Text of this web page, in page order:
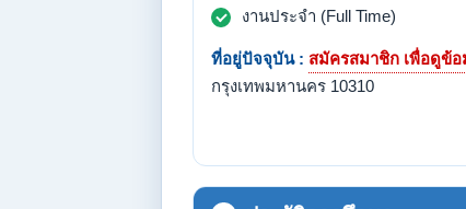
งานประจำ (Full Time)
ที่อยู่ปัจจุบัน : สมัครสมาชิก เพื่อดูข้อ
กรุงเทพมหานคร 10310